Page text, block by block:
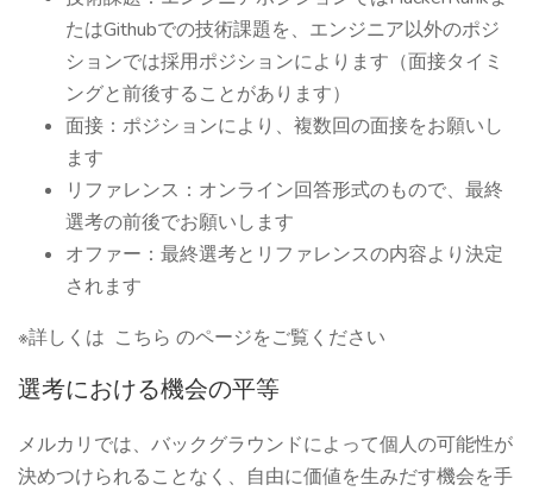
たはGithubでの技術課題を、エンジニア以外のポジ
ションでは採用ポジションによります（面接タイミ
ングと前後することがあります）
面接：ポジションにより、複数回の面接をお願いし
ます
リファレンス：オンライン回答形式のもので、最終
選考の前後でお願いします
オファー：最終選考とリファレンスの内容より決定
されます
※詳しくは こちら のページをご覧ください
選考における機会の平等
メルカリでは、バックグラウンドによって個人の可能性が
決めつけられることなく、自由に価値を生みだす機会を手